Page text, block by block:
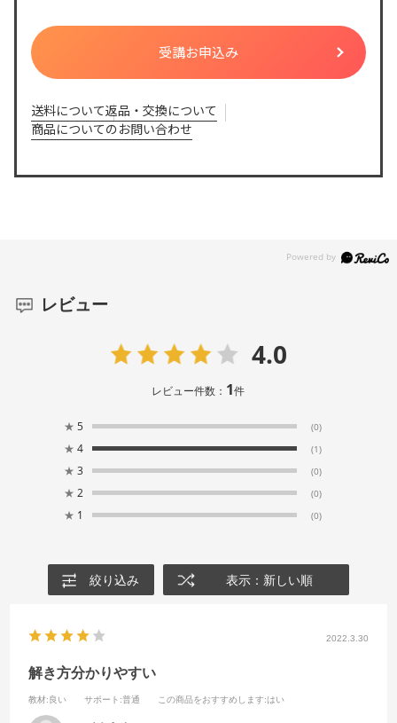
送料について返品・交換について
商品についてのお問い合わせ
レビュー
4.0
レビュー件数： 1件
★ 5 (0)
★ 4 (1)
★ 3 (0)
★ 2 (0)
★ 1 (0)
絞り込み 表示：新しい順
2022.3.30
解き方分かりやすい
教材:良い サポート :普通 この商品をおすすめします:はい